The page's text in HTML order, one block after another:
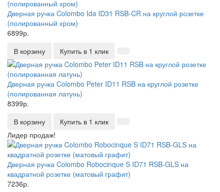
Дверная ручка Colombo Ida ID31 RSB-CR на круглой розетке
(полированный хром)
6899р.
В корзину
Купить в 1 клик
Дверная ручка Colombo Peter ID11 RSB на круглой розетке
(полированная латунь)
8399р.
В корзину
Купить в 1 клик
Лидер продаж!
Дверная ручка Colombo Robocinque S ID71 RSB-GLS на
квадратной розетке (матовый графит)
7236р.